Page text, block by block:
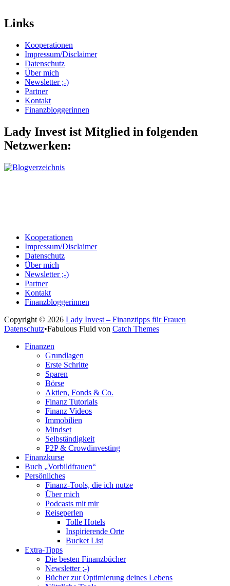
Links
Kooperationen
Impressum/Disclaimer
Datenschutz
Über mich
Newsletter ;-)
Partner
Kontakt
Finanzbloggerinnen
Lady Invest ist Mitglied in folgenden
Netzwerken:
Kooperationen
Impressum/Disclaimer
Datenschutz
Über mich
Newsletter ;-)
Partner
Kontakt
Finanzbloggerinnen
Copyright © 2026 Lady Invest – Finanztipps für Frauen
Datenschutz•Fabulous Fluid von Catch Themes
oben
Finanzen
Grundlagen
Erste Schritte
Sparen
Börse
Aktien, Fonds & Co.
Finanz Tutorials
Finanz Videos
Immobilien
Mindset
Selbständigkeit
P2P & Crowdinvesting
Finanzkurse
Buch „Vorbildfrauen“
Persönliches
Finanz-Tools, die ich nutze
Über mich
Podcasts mit mir
Reiseperlen
Tolle Hotels
Inspirierende Orte
Bucket List
Extra-Tipps
Die besten Finanzbücher
Newsletter ;-)
Bücher zur Optimierung deines Lebens